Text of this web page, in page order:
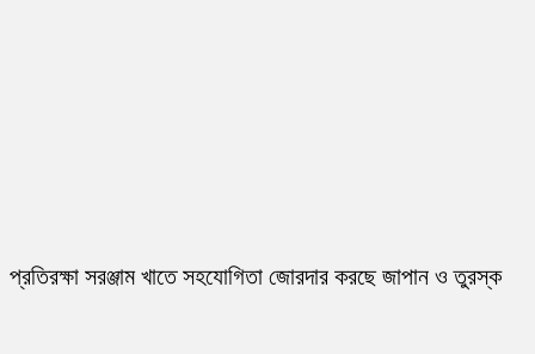
প্রতিরক্ষা সরঞ্জাম খাতে সহযোগিতা জোরদার করছে জাপান ও তুরস্ক